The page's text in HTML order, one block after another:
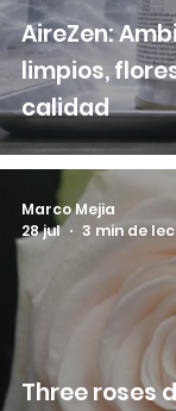
AireZen:
limpios,
calidad
Three roses
Marco Mejia
28 jul
3 min de